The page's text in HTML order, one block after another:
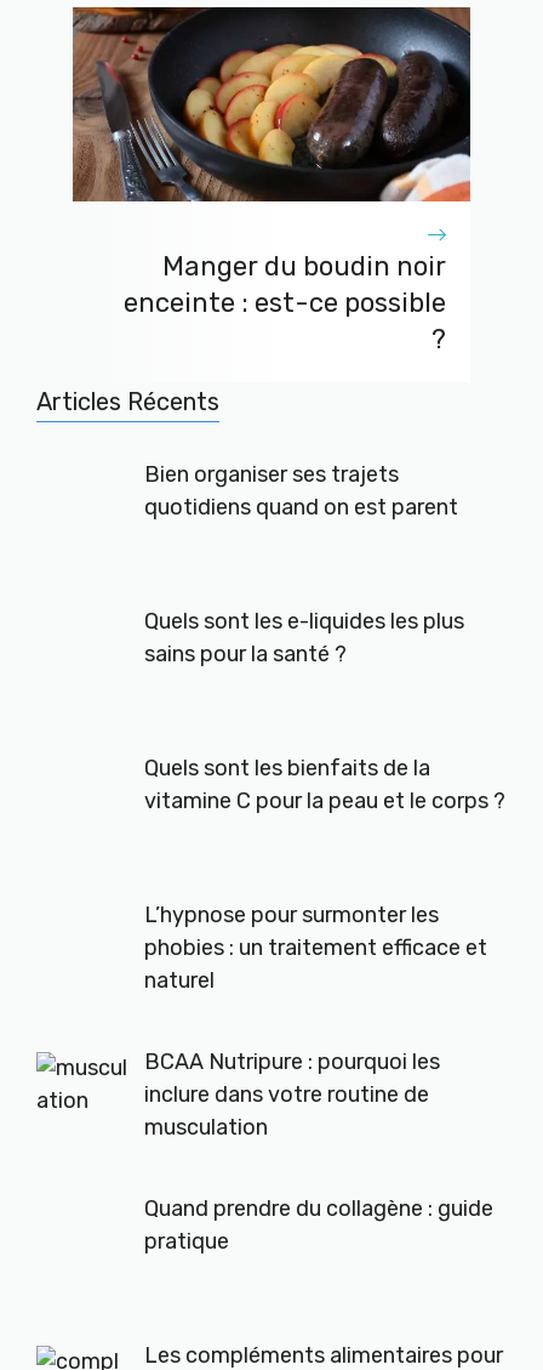
Manger du boudin noir
enceinte : est-ce possible
?
Articles Récents
Bien organiser ses trajets
quotidiens quand on est parent
Quels sont les e-liquides les plus
sains pour la santé ?
Quels sont les bienfaits de la
vitamine C pour la peau et le corps ?
L’hypnose pour surmonter les
phobies : un traitement efficace et
naturel
BCAA Nutripure : pourquoi les
inclure dans votre routine de
musculation
Quand prendre du collagène : guide
pratique
Les compléments alimentaires pour